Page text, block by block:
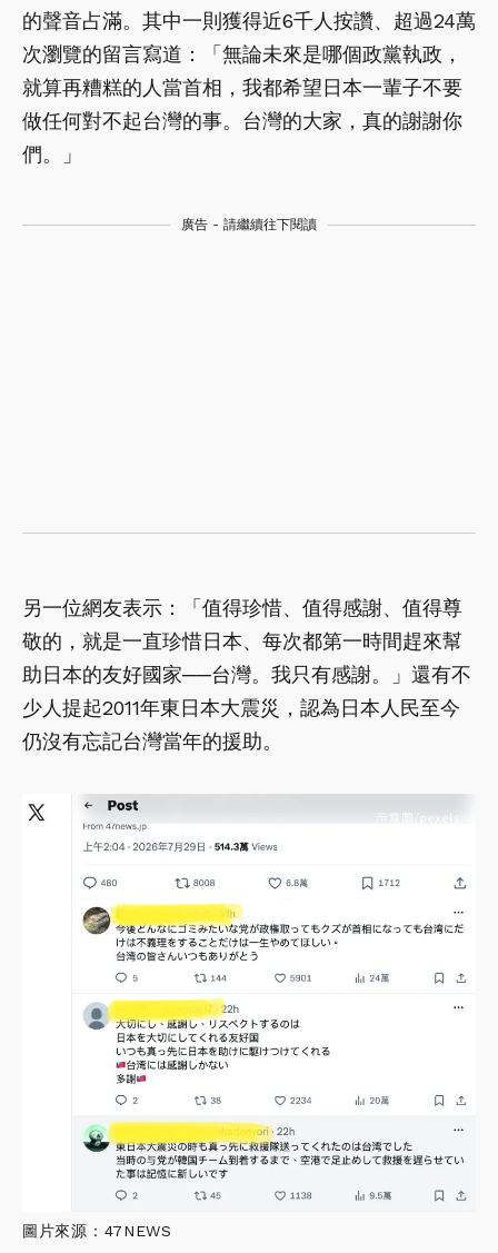
的聲音占滿。其中一則獲得近6千人按讚、超過24萬
次瀏覽的留言寫道：「無論未來是哪個政黨執政，
就算再糟糕的人當首相，我都希望日本一輩子不要
做任何對不起台灣的事。台灣的大家，真的謝謝你
們。」
廣告 - 請繼續往下閱讀
另一位網友表示：「值得珍惜、值得感謝、值得尊
敬的，就是一直珍惜日本、每次都第一時間趕來幫
助日本的友好國家──台灣。我只有感謝。」還有不
少人提起2011年東日本大震災，認為日本人民至今
仍沒有忘記台灣當年的援助。
圖片來源：47NEWS